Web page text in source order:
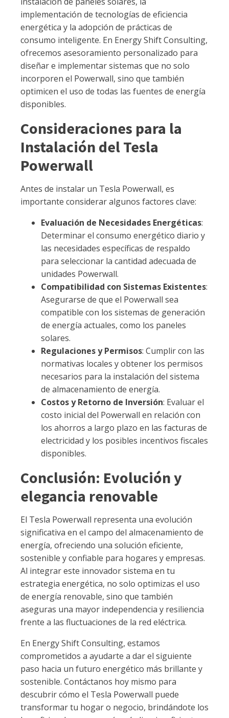
implementación de tecnologías de eficiencia
energética y la adopción de prácticas de
consumo inteligente. En Energy Shift Consulting,
ofrecemos asesoramiento personalizado para
diseñar e implementar sistemas que no solo
incorporen el Powerwall, sino que también
optimicen el uso de todas las fuentes de energía
disponibles.
Consideraciones para la
Instalación del Tesla
Powerwall
Antes de instalar un Tesla Powerwall, es
importante considerar algunos factores clave:
Evaluación de Necesidades Energéticas:
Determinar el consumo energético diario y
las necesidades específicas de respaldo
para seleccionar la cantidad adecuada de
unidades Powerwall.
Compatibilidad con Sistemas Existentes:
Asegurarse de que el Powerwall sea
compatible con los sistemas de generación
de energía actuales, como los paneles
solares.
Regulaciones y Permisos: Cumplir con las
normativas locales y obtener los permisos
necesarios para la instalación del sistema
de almacenamiento de energía.
Costos y Retorno de Inversión: Evaluar el
costo inicial del Powerwall en relación con
los ahorros a largo plazo en las facturas de
electricidad y los posibles incentivos fiscales
disponibles.
Conclusión: Evolución y
elegancia renovable
El Tesla Powerwall representa una evolución
significativa en el campo del almacenamiento de
energía, ofreciendo una solución eficiente,
sostenible y confiable para hogares y empresas.
Al integrar este innovador sistema en tu
estrategia energética, no solo optimizas el uso
de energía renovable, sino que también
aseguras una mayor independencia y resiliencia
frente a las fluctuaciones de la red eléctrica.
En Energy Shift Consulting, estamos
comprometidos a ayudarte a dar el siguiente
paso hacia un futuro energético más brillante y
sostenible. Contáctanos hoy mismo para
descubrir cómo el Tesla Powerwall puede
transformar tu hogar o negocio, brindándote los